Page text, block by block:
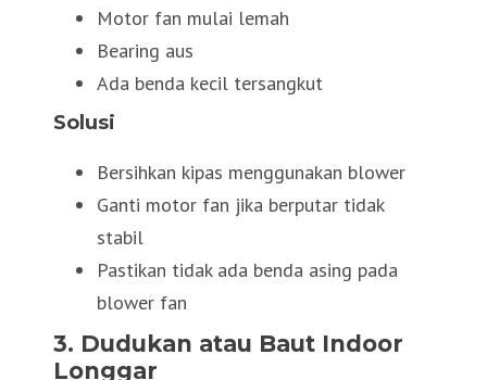
Motor fan mulai lemah
Bearing aus
Ada benda kecil tersangkut
Solusi
Bersihkan kipas menggunakan blower
Ganti motor fan jika berputar tidak
stabil
Pastikan tidak ada benda asing pada
blower fan
3. Dudukan atau Baut Indoor
Longgar